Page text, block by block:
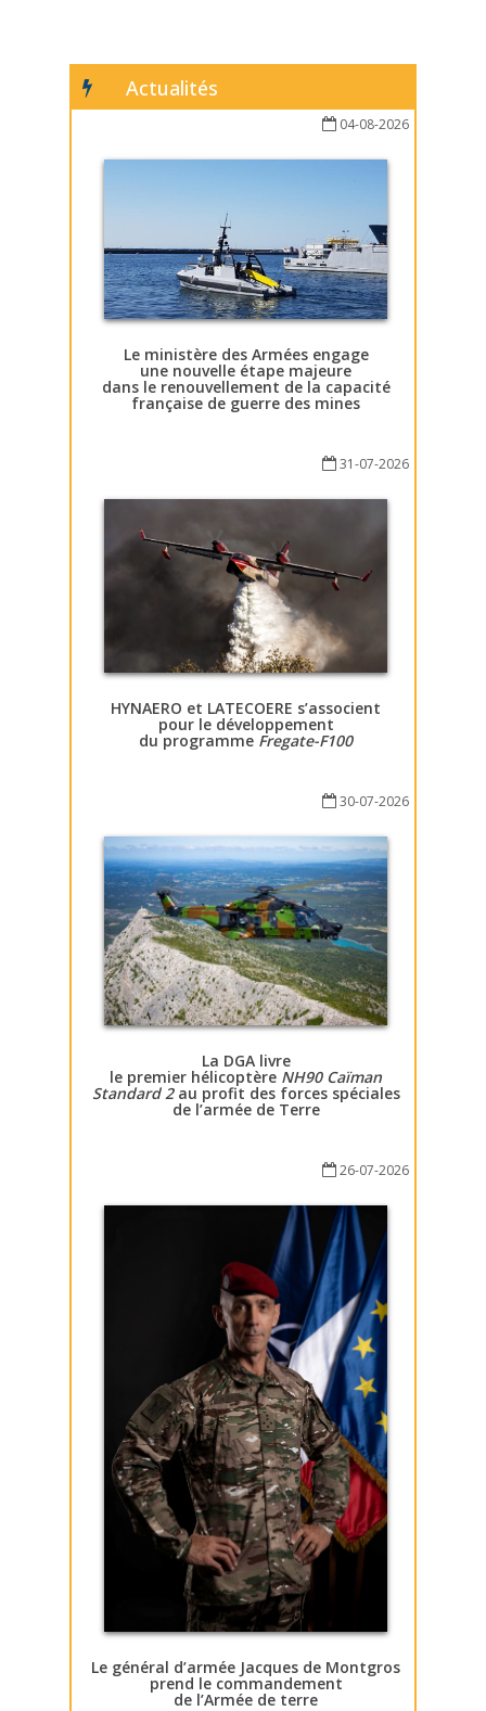
Actualités
04-08-2026
Le ministère des Armées engage
une nouvelle étape majeure
dans le renouvellement de la capacité
française de guerre des mines
31-07-2026
HYNAERO et LATECOERE s’associent
pour le développement
du programme Fregate-F100
30-07-2026
La DGA livre
le premier hélicoptère NH90 Caïman
Standard 2au profit des forces spéciales
de l’armée de Terre
26-07-2026
Le général d’armée Jacques de Montgros
prend le commandement
de l’Armée de terre